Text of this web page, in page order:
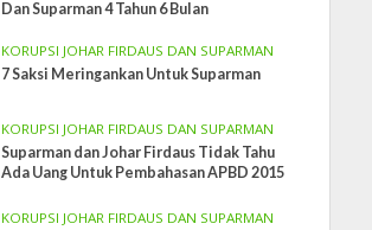
Dan Suparman 4 Tahun 6 Bulan
KORUPSI JOHAR FIRDAUS DAN SUPARMAN
7 Saksi Meringankan Untuk Suparman
KORUPSI JOHAR FIRDAUS DAN SUPARMAN
Suparman dan Johar Firdaus Tidak Tahu
Ada Uang Untuk Pembahasan APBD 2015
KORUPSI JOHAR FIRDAUS DAN SUPARMAN